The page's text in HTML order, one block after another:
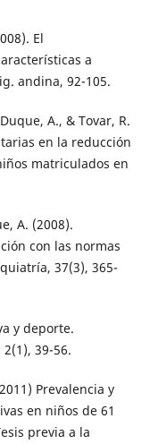
El
a
andina, 92-105.
A., & Tovar, R.
en la reducción
matriculados en
A. (2008).
con las normas
37(3), 365-
y deporte.
39-56.
Prevalencia y
en niños de 61
previa a la